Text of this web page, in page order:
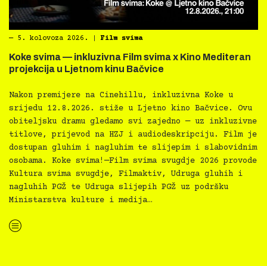
― 5. kolovoza 2026. Film svima
Koke svima — inkluzivna Film svima x Kino Mediteran
projekcija u Ljetnom kinu Bačvice
Nakon premijere na Cinehillu, inkluzivna Koke u
srijedu 12.8.2026. stiže u Ljetno kino Bačvice. Ovu
obiteljsku dramu gledamo svi zajedno — uz inkluzivne
titlove, prijevod na HZJ i audiodeskripciju. Film je
dostupan gluhim i nagluhim te slijepim i slabovidnim
osobama. Koke svima!—Film svima svugdje 2026 provode
Kultura svima svugdje, Filmaktiv, Udruga gluhih i
nagluhih PGŽ te Udruga slijepih PGŽ uz podršku
Ministarstva kulture i medija…
“Koke svima — inkluzivna Film svima x Kino Mediteran projekcija u Ljetnom kinu Bačvice”